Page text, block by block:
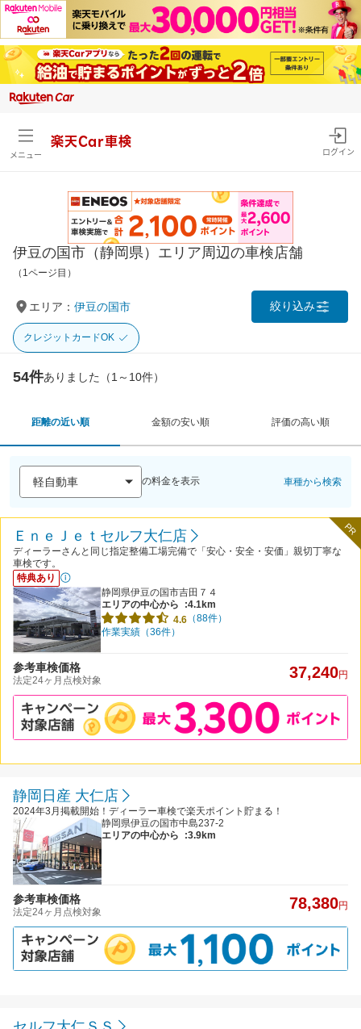
メニュー
楽天Car車検
ログイン
伊豆の国市（静岡県）エリア周辺の車検店舗
（1ページ目）
エリア： 伊豆の国市 絞り込み
クレジットカードOK
54件ありました（1～10件）
距離の近い順 金額の安い順 評価の高い順
の料金を表示 車種から検索
PR
ＥｎｅＪｅｔセルフ大仁店
ディーラーさんと同じ指定整備工場完備で「安心・安全・安価」親切丁寧な
車検です。
特典あり
静岡県伊豆の国市吉田７４
エリアの中心から
:4.1km
4.6 （88件）
作業実績（36件）
参考車検価格
法定24ヶ月点検対象 37,240円
静岡日産 大仁店
2024年3月掲載開始！ディーラー車検で楽天ポイント貯まる！
静岡県伊豆の国市中島237-2
エリアの中心から
:3.9km
参考車検価格
法定24ヶ月点検対象 78,380円